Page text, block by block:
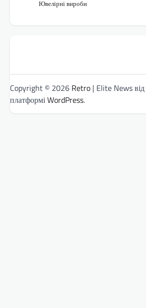
Ювелірні вироби
Copyright © 2026 Retro | Elite News від
платформіWordPress.